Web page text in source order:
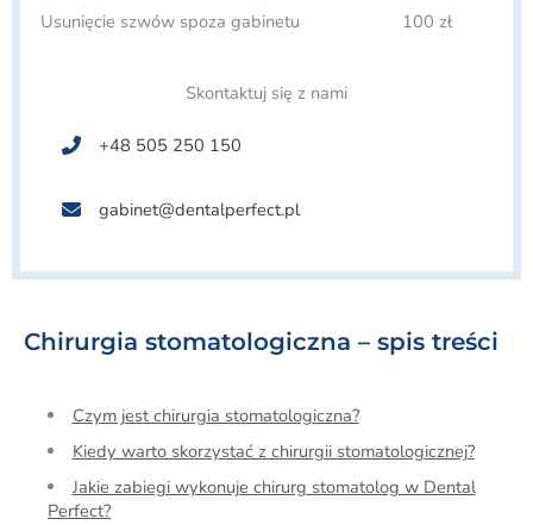
Chirurgia stomatologiczna – spis treści
Czym jest chirurgia stomatologiczna?
Kiedy warto skorzystać z chirurgii stomatologicznej?
Jakie zabiegi wykonuje chirurg stomatolog w Dental
Perfect?
Usunięcie szwów spoza gabinetu
100 zł
Skontaktuj się z nami
+48 505 250 150
gabinet@dentalperfect.pl